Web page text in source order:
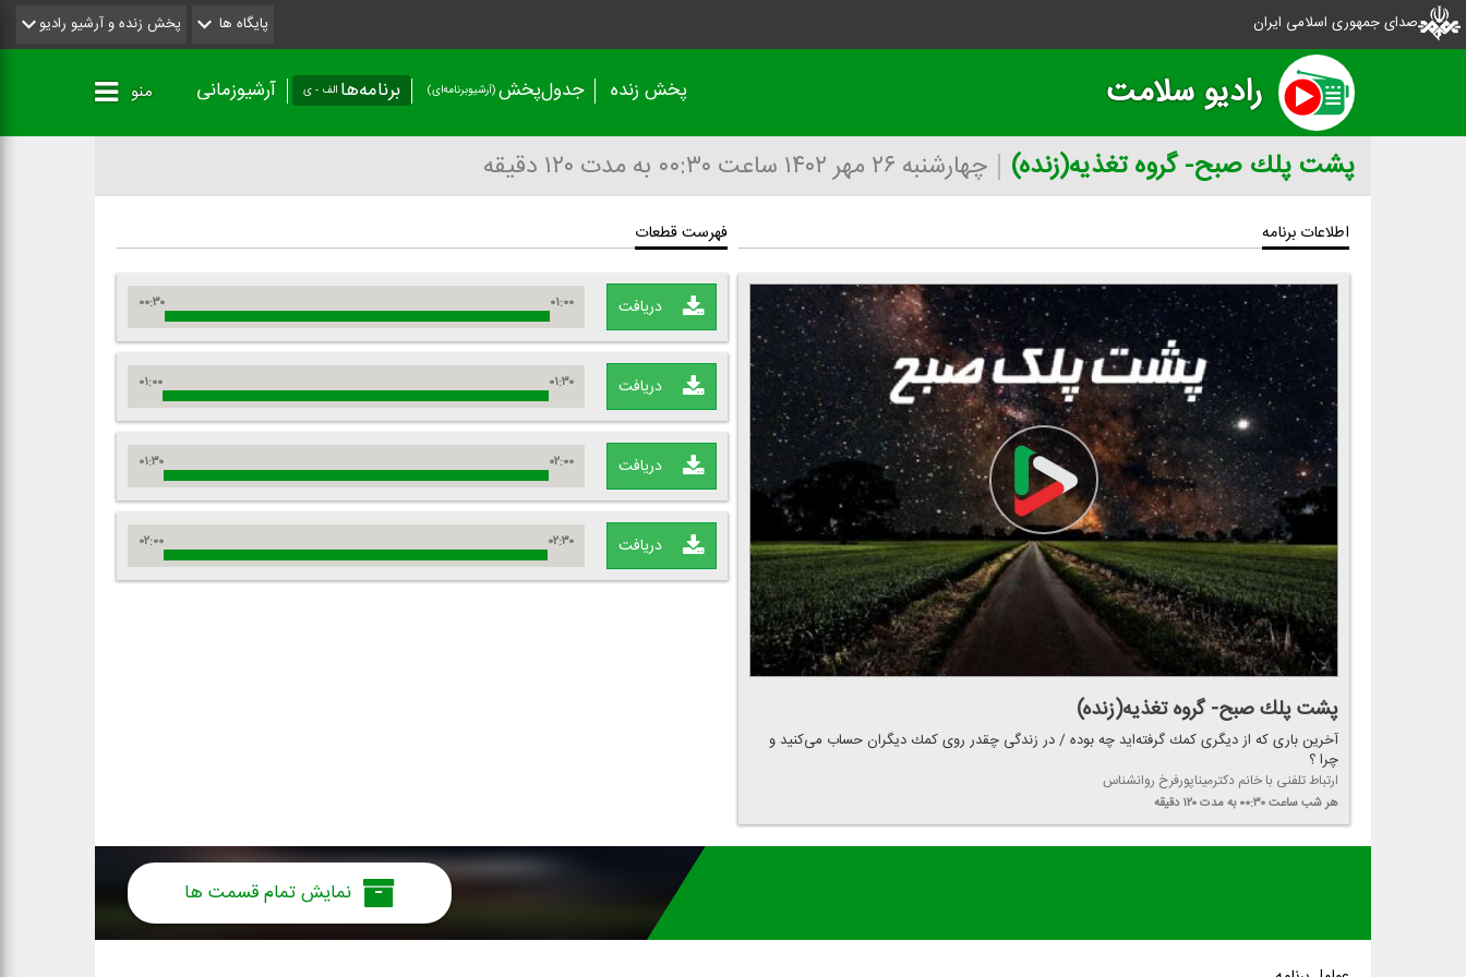
صدای جمهوری اسلامی ایران پایگاه ها پخش زنده و آرشیو رادیو
رادیو سلامت پخش زنده جدول‌پخش(آرشیو‌برنامه‌ای) برنامه‌ها الف - ی آرشیوزمانی منو
پشت پلك صبح- گروه تغذیه(زنده) چهارشنبه ۲۶ مهر ۱۴۰۲ ساعت ۰۰:۳۰ به مدت ۱۲۰ دقیقه
اطلاعات برنامه
پشت پلك صبح- گروه تغذیه(زنده)
آخرین باری كه از دیگری كمك گرفته‌اید چه بوده / در زندگی چقدر روی كمك دیگران حساب می‌كنید و
چرا ؟
ارتباط تلفنی با خانم دكترمیناپورفرخ روانشناس
هر شبساعت ۰۰:۳۰ به مدت ۱۲۰ دقیقه
فهرست قطعات
دریافت ۰۰:۳۰ ۰۱:۰۰
دریافت ۰۱:۰۰ ۰۱:۳۰
دریافت ۰۱:۳۰ ۰۲:۰۰
دریافت ۰۲:۰۰ ۰۲:۳۰
نمایش تمام قسمت ها